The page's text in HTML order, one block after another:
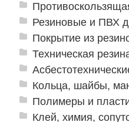
Резиновые и ПВХ
Покрытие из
Техническая
Кольца, шайбы,
Полимеры и
Клей, химия,